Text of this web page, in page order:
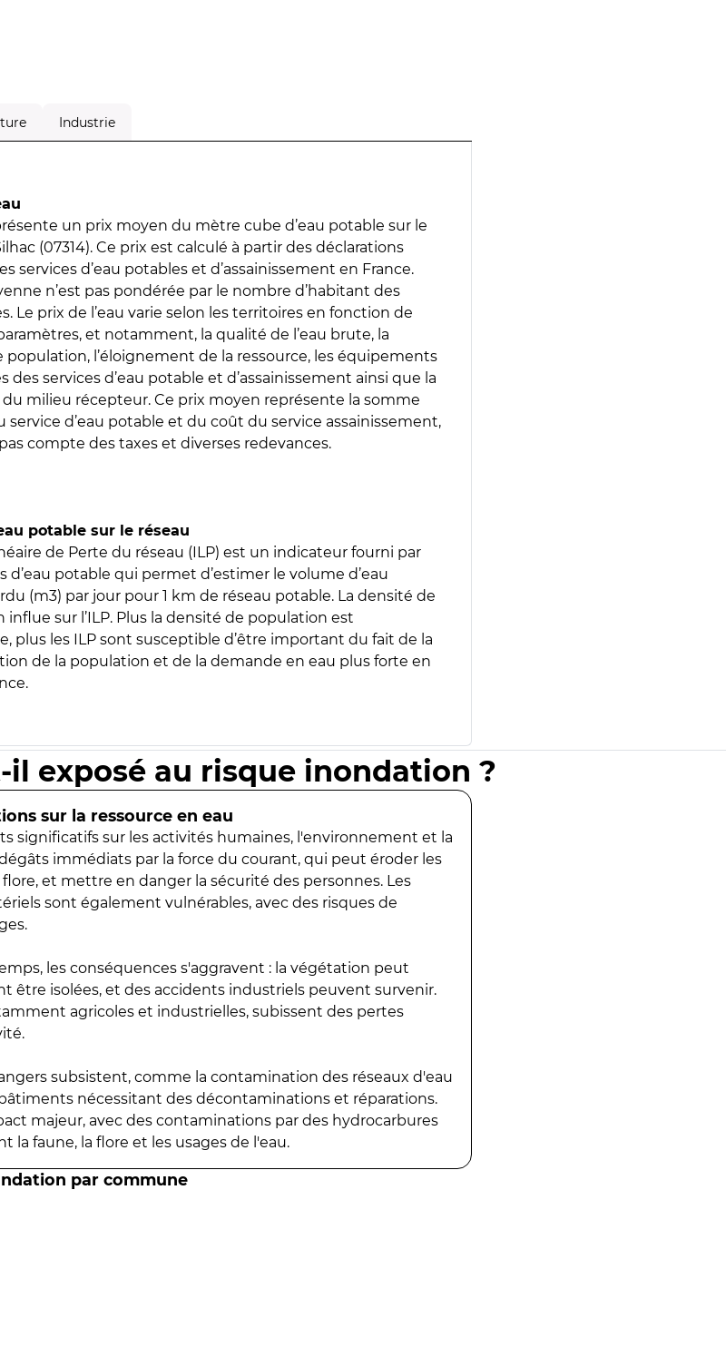
Industrie
un prix moyen du mètre cube d’eau potable sur le
(07314). Ce prix est calculé à partir des déclarations
services d’eau potables et d’assainissement en France.
n’est pas pondérée par le nombre d’habitant des
Le prix de l’eau varie selon les territoires en fonction de
et notamment, la qualité de l’eau brute, la
population, l’éloignement de la ressource, les équipements
des services d’eau potable et d’assainissement ainsi que la
milieu récepteur. Ce prix moyen représente la somme
service d’eau potable et du coût du service assainissement,
compte des taxes et diverses redevances.
potable sur le réseau
de Perte du réseau (ILP) est un indicateur fourni par
d’eau potable qui permet d’estimer le volume d’eau
(m3) par jour pour 1 km de réseau potable. La densité de
influe sur l’ILP. Plus la densité de population est
plus les ILP sont susceptible d’être important du fait de la
de la population et de la demande en eau plus forte en
exposé au risque inondation ?
sur la ressource en eau
significatifs sur les activités humaines, l'environnement et la
immédiats par la force du courant, qui peut éroder les
et mettre en danger la sécurité des personnes. Les
sont également vulnérables, avec des risques de
les conséquences s'aggravent : la végétation peut
être isolées, et des accidents industriels peuvent survenir.
agricoles et industrielles, subissent des pertes
subsistent, comme la contamination des réseaux d'eau
nécessitant des décontaminations et réparations.
majeur, avec des contaminations par des hydrocarbures
la faune, la flore et les usages de l'eau.
par commune